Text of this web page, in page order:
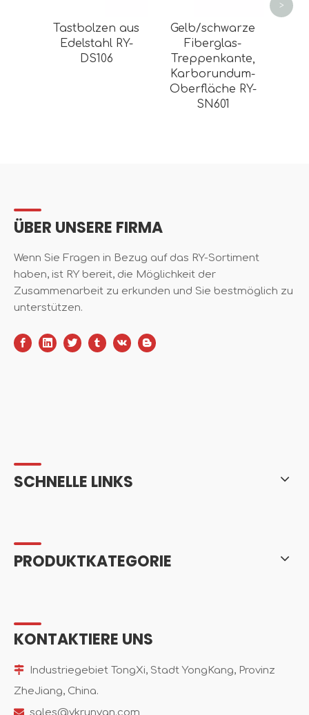
Tastbolzen aus
Edelstahl RY-
DS106
Gelb/schwarze
Fiberglas-
Treppenkante,
Karborundum-
Oberfläche RY-
SN601
>
ÜBER UNSERE FIRMA
Wenn Sie Fragen in Bezug auf das RY-Sortiment
haben, ist RY bereit, die Möglichkeit der
Zusammenarbeit zu erkunden und Sie bestmöglich zu
unterstützen.
SCHNELLE LINKS
PRODUKTKATEGORIE
KONTAKTIERE UNS

Industriegebiet TongXi, Stadt YongKang, Provinz
ZheJiang, China.
